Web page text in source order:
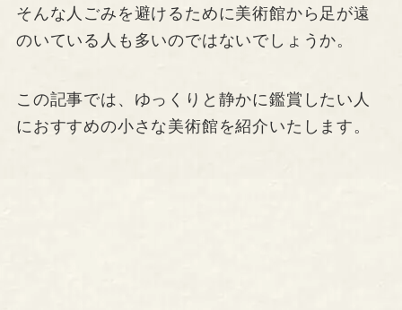
そんな人ごみを避けるために美術館から足が遠
のいている人も多いのではないでしょうか。
この記事では、ゆっくりと静かに鑑賞したい人
におすすめの小さな美術館を紹介いたします。